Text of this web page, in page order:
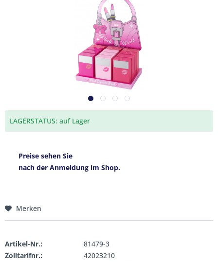
LAGERSTATUS: auf Lager
Preise sehen Sie
nach der Anmeldung im Shop.
Merken
Artikel-Nr.:
81479-3
Zolltarifnr.:
42023210